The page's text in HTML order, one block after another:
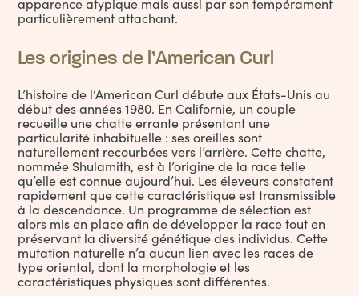
apparence atypique mais aussi par son tempérament
particulièrement attachant.
Les origines de l’American Curl
L’histoire de l’American Curl débute aux États-Unis au
début des années 1980. En Californie, un couple
recueille une chatte errante présentant une
particularité inhabituelle : ses oreilles sont
naturellement recourbées vers l’arrière. Cette chatte,
nommée Shulamith, est à l’origine de la race telle
qu’elle est connue aujourd’hui. Les éleveurs constatent
rapidement que cette caractéristique est transmissible
à la descendance. Un programme de sélection est
alors mis en place afin de développer la race tout en
préservant la diversité génétique des individus. Cette
mutation naturelle n’a aucun lien avec les races de
type oriental, dont la morphologie et les
caractéristiques physiques sont différentes.